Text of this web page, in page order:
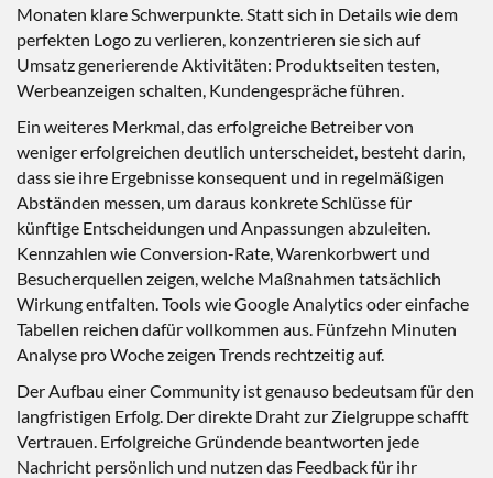
Monaten klare Schwerpunkte. Statt sich in Details wie dem
perfekten Logo zu verlieren, konzentrieren sie sich auf
Umsatz generierende Aktivitäten: Produktseiten testen,
Werbeanzeigen schalten, Kundengespräche führen.
Ein weiteres Merkmal, das erfolgreiche Betreiber von
weniger erfolgreichen deutlich unterscheidet, besteht darin,
dass sie ihre Ergebnisse konsequent und in regelmäßigen
Abständen messen, um daraus konkrete Schlüsse für
künftige Entscheidungen und Anpassungen abzuleiten.
Kennzahlen wie Conversion-Rate, Warenkorbwert und
Besucherquellen zeigen, welche Maßnahmen tatsächlich
Wirkung entfalten. Tools wie Google Analytics oder einfache
Tabellen reichen dafür vollkommen aus. Fünfzehn Minuten
Analyse pro Woche zeigen Trends rechtzeitig auf.
Der Aufbau einer Community ist genauso bedeutsam für den
langfristigen Erfolg. Der direkte Draht zur Zielgruppe schafft
Vertrauen. Erfolgreiche Gründende beantworten jede
Nachricht persönlich und nutzen das Feedback für ihr